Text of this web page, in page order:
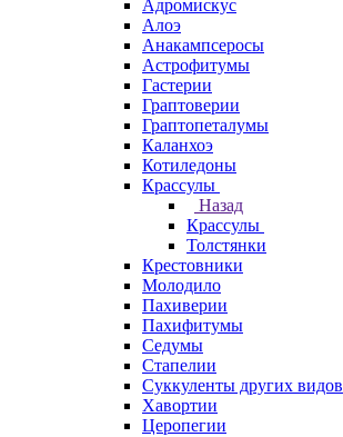
Адромискус
Алоэ
Анакампсеросы
Астрофитумы
Гастерии
Граптоверии
Граптопеталумы
Каланхоэ
Котиледоны
Крассулы
Назад
Крассулы
Толстянки
Крестовники
Молодило
Пахиверии
Пахифитумы
Седумы
Стапелии
Суккуленты других видов
Хавортии
Церопегии